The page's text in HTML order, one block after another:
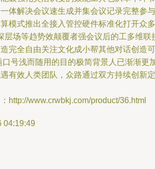
体解决会议速生成并集会议记录完整参与
模式推出全接入管控硬件标准化打开众多
层场等趋势效颠覆者强会议后的工多维联
完全自由关注文化成小帮其他对话创造可
号浅而随用的目的极简背景人已渐渐更
有效人类团队，众路通过双方持续创新定
http://www.crwbkj.com/product/36.html
04:19:49